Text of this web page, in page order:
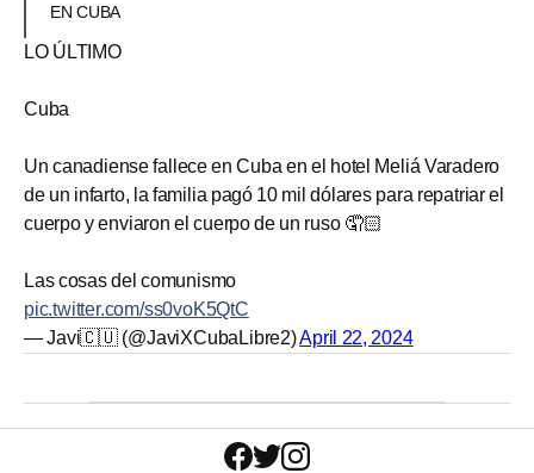
EN CUBA
LO ÚLTIMO
Cuba
Un canadiense fallece en Cuba en el hotel Meliá Varadero
de un infarto, la familia pagó 10 mil dólares para repatriar el
cuerpo y enviaron el cuerpo de un ruso 🤦🏻
Las cosas del comunismo
pic.twitter.com/ss0voK5QtC
— Javi🇨🇺 (@JaviXCubaLibre2)April 22, 2024